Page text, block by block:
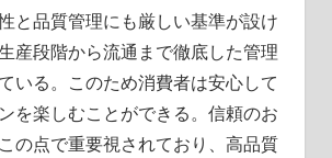
と品質管理にも厳しい基準が設け
産段階から流通まで徹底した管理
いる。このため消費者は安心して
を楽しむことができる。信頼のお
の点で重要視されており、高品質